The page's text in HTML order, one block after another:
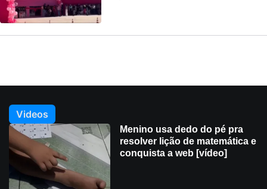
Videos
Menino usa dedo do pé pra
resolver lição de matemática e
conquista a web [vídeo]